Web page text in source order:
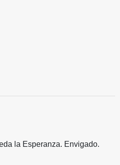
la Esperanza. Envigado.